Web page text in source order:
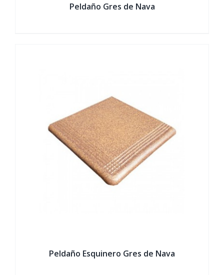
Peldaño Gres de Nava
Peldaño Esquinero Gres de Nava